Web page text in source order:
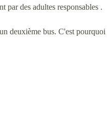
par des adultes responsables .
deuxième bus. C'est pourquoi